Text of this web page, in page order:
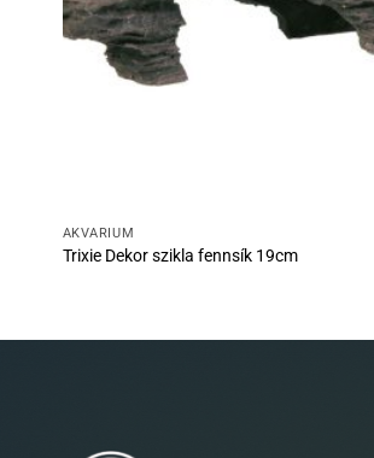
AKVÁRIUM
Trixie Dekor szikla fennsík 19cm